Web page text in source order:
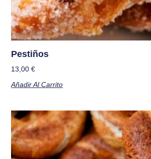
Pestiños
13,00€
Añadir Al Carrito